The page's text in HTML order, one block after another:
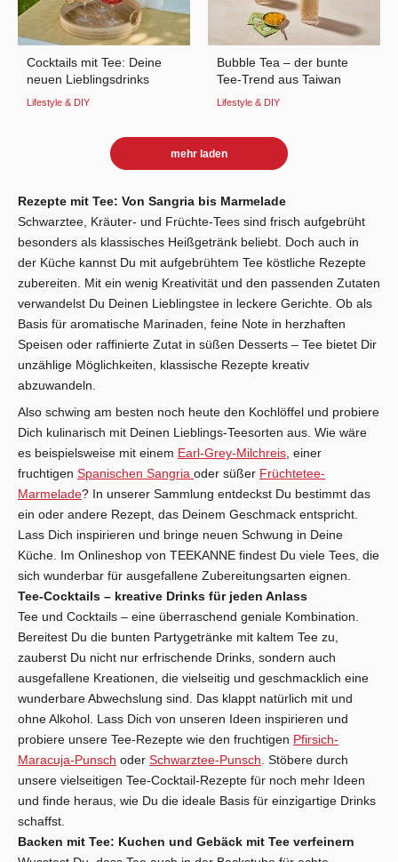
Cocktails mit Tee: Deine
neuen Lieblingsdrinks
Lifestyle & DIY
Bubble Tea – der bunte
Tee-Trend aus Taiwan
Lifestyle & DIY
mehr laden
Rezepte mit Tee: Von Sangria bis Marmelade
Schwarztee, Kräuter- und Früchte-Tees sind frisch aufgebrüht
besonders als klassisches Heißgetränk beliebt. Doch auch in
der Küche kannst Du mit aufgebrühtem Tee köstliche Rezepte
zubereiten. Mit ein wenig Kreativität und den passenden Zutaten
verwandelst Du Deinen Lieblingstee in leckere Gerichte. Ob als
Basis für aromatische Marinaden, feine Note in herzhaften
Speisen oder raffinierte Zutat in süßen Desserts – Tee bietet Dir
unzählige Möglichkeiten, klassische Rezepte kreativ
abzuwandeln.
Also schwing am besten noch heute den Kochlöffel und probiere
Dich kulinarisch mit Deinen Lieblings-Teesorten aus. Wie wäre
es beispielsweise mit einem Earl-Grey-Milchreis , einer
fruchtigen Spanischen Sangria oder süßer Früchtetee-
Marmelade? In unserer Sammlung entdeckst Du bestimmt das
ein oder andere Rezept, das Deinem Geschmack entspricht.
Lass Dich inspirieren und bringe neuen Schwung in Deine
Küche. Im Onlineshop von TEEKANNE findest Du viele Tees, die
sich wunderbar für ausgefallene Zubereitungsarten eignen.
Tee-Cocktails – kreative Drinks für jeden Anlass
Tee und Cocktails – eine überraschend geniale Kombination.
Bereitest Du die bunten Partygetränke mit kaltem Tee zu,
zauberst Du nicht nur erfrischende Drinks, sondern auch
ausgefallene Kreationen, die vielseitig und geschmacklich eine
wunderbare Abwechslung sind. Das klappt natürlich mit und
ohne Alkohol. Lass Dich von unseren Ideen inspirieren und
probiere unsere Tee-Rezepte wie den fruchtigen Pfirsich-
Maracuja-Punsch oder Schwarztee-Punsch . Stöbere durch
unsere vielseitigen Tee-Cocktail-Rezepte für noch mehr Ideen
und finde heraus, wie Du die ideale Basis für einzigartige Drinks
schaffst.
Backen mit Tee: Kuchen und Gebäck mit Tee verfeinern